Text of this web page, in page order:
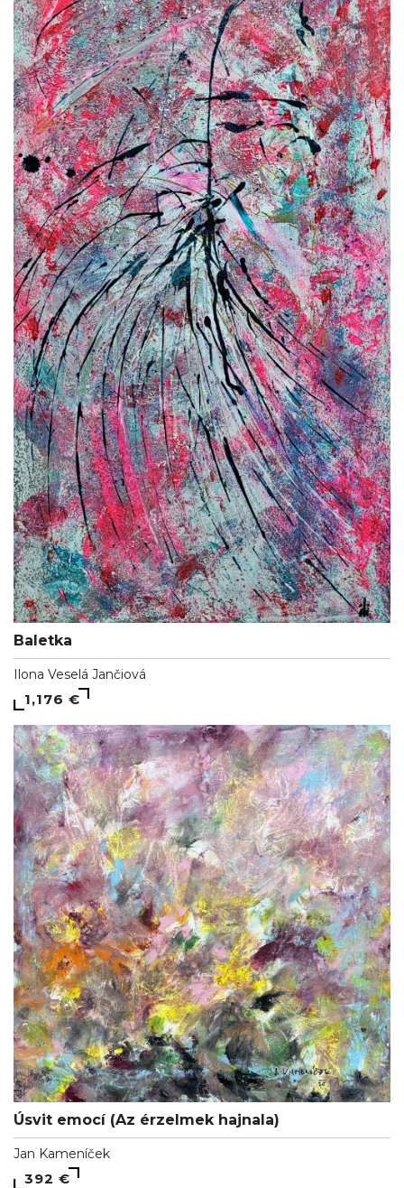
Baletka
Ilona Veselá Jančiová
1,176 €
Úsvit emocí (Az érzelmek hajnala)
Jan Kameníček
392 €